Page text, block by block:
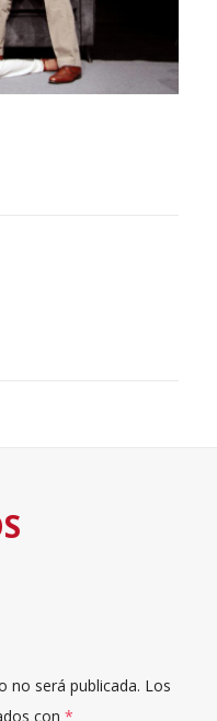
no será publicada. Los
con *